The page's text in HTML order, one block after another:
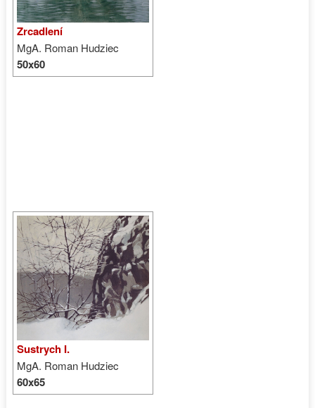
Zrcadlení
MgA. Roman Hudziec
50x60
Sustrych I.
MgA. Roman Hudziec
60x65